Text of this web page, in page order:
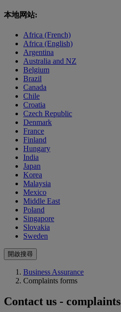
本地网站:
Africa (French)
Africa (English)
Argentina
Australia and NZ
Belgium
Brazil
Canada
Chile
Croatia
Czech Republic
Denmark
France
Finland
Hungary
India
Japan
Korea
Malaysia
Mexico
Middle East
Poland
Singapore
Slovakia
Sweden
開啟搜尋
Business Assurance
Complaints forms
Contact us - complaints